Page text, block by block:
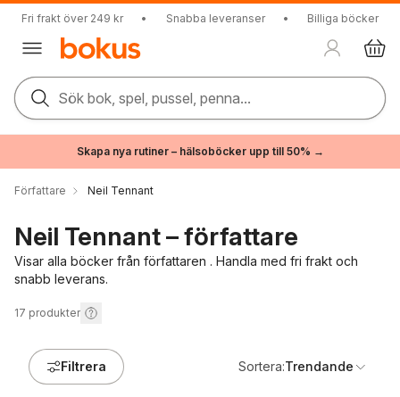
Fri frakt över 249 kr • Snabba leveranser • Billiga böcker
Sök bok, spel, pussel, penna...
Skapa nya rutiner – hälsoböcker upp till 50% →
Författare Neil Tennant
Neil Tennant – författare
Visar alla böcker från författaren . Handla med fri frakt och
snabb leverans.
17 produkter
Filtrera Sortera:Trendande